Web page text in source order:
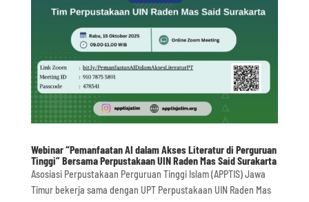
Webinar “Pemanfaatan AI dalam Akses Literatur di Perguruan
Tinggi” Bersama Perpustakaan UIN Raden Mas Said Surakarta
Asosiasi Perpustakaan Perguruan Tinggi Islam (APPTIS) Jawa
Timur bekerja sama dengan UPT Perpustakaan UIN Raden Mas